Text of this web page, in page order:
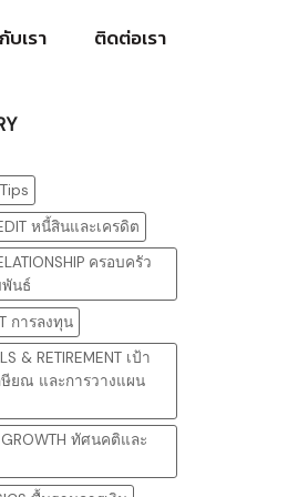
บเรา ติดต่อเรา
หนี้สินและเครดิต
ครอบครัว
นธ์
การลงทุน
& RETIREMENT เป้า
ยณ และการวางแผน
GROWTH ทัศนคติและ